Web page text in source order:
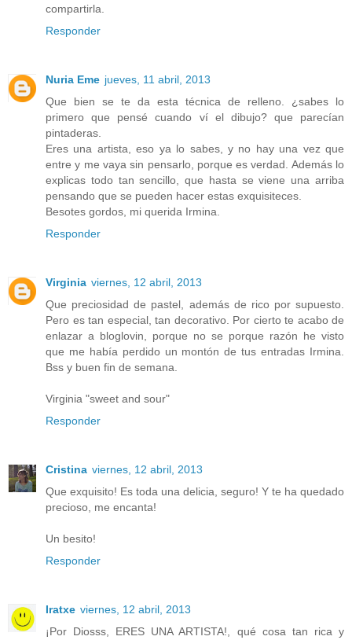
compartirla.
Responder
Nuria Eme jueves, 11 abril, 2013
Que bien se te da esta técnica de relleno. ¿sabes lo
primero que pensé cuando ví el dibujo? que parecían
pintaderas.
Eres una artista, eso ya lo sabes, y no hay una vez que
entre y me vaya sin pensarlo, porque es verdad. Además lo
explicas todo tan sencillo, que hasta se viene una arriba
pensando que se pueden hacer estas exquisiteces.
Besotes gordos, mi querida Irmina.
Responder
Virginia viernes, 12 abril, 2013
Que preciosidad de pastel, además de rico por supuesto.
Pero es tan especial, tan decorativo. Por cierto te acabo de
enlazar a bloglovin, porque no se porque razón he visto
que me había perdido un montón de tus entradas Irmina.
Bss y buen fin de semana.
Virginia "sweet and sour"
Responder
Cristina viernes, 12 abril, 2013
Que exquisito! Es toda una delicia, seguro! Y te ha quedado
precioso, me encanta!
Un besito!
Responder
Iratxe viernes, 12 abril, 2013
¡Por Diosss, ERES UNA ARTISTA!, qué cosa tan rica y